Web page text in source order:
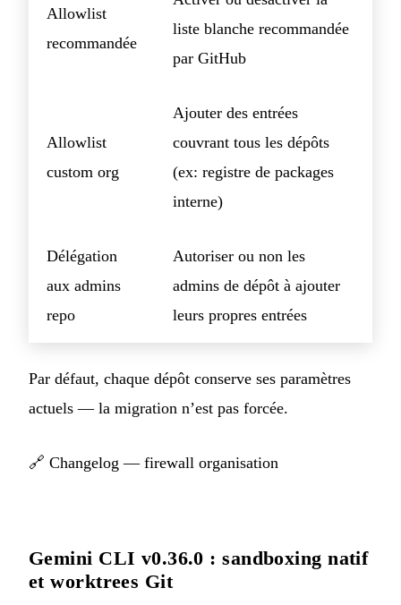
Allowlist
recommandée
liste blanche recommandée
par GitHub
Allowlist
custom org
Ajouter des entrées
couvrant tous les dépôts
(ex: registre de packages
interne)
Délégation
aux admins
repo
Autoriser ou non les
admins de dépôt à ajouter
leurs propres entrées
Par défaut, chaque dépôt conserve ses paramètres
actuels — la migration n’est pas forcée.
🔗 Changelog — firewall organisation
Gemini CLI v0.36.0 : sandboxing natif
et worktrees Git